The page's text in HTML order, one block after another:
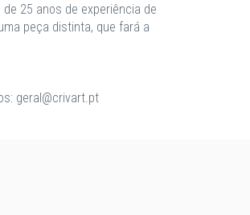
25 anos de experiência de
peça distinta, que fará a
geral@crivart.pt